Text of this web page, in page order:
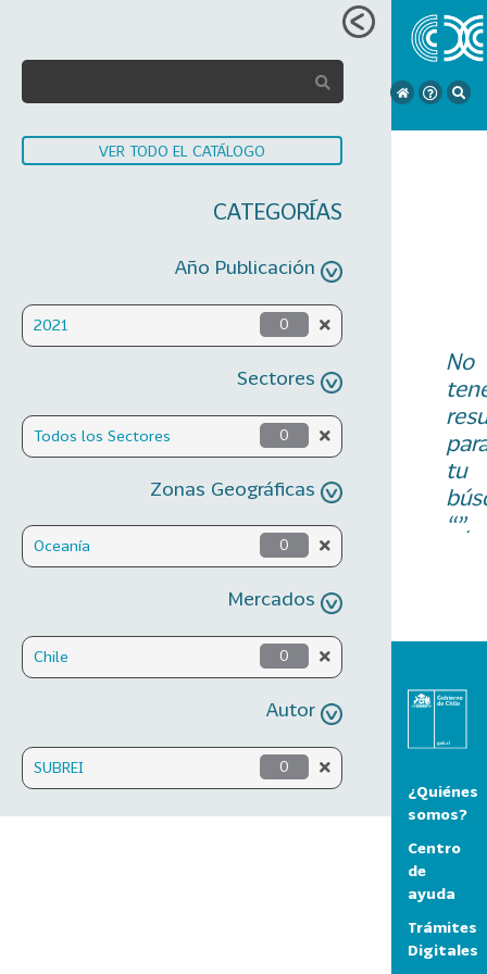
VER TODO EL CATÁLOGO
CATEGORÍAS
Año Publicación
2021 0
Sectores
Todos los Sectores 0
Zonas Geográficas
Oceanía 0
Mercados
Chile 0
Autor
SUBREI 0
No
tu
“”.
¿Quiénes
somos?
Centro
de
ayuda
Trámites
Digitales